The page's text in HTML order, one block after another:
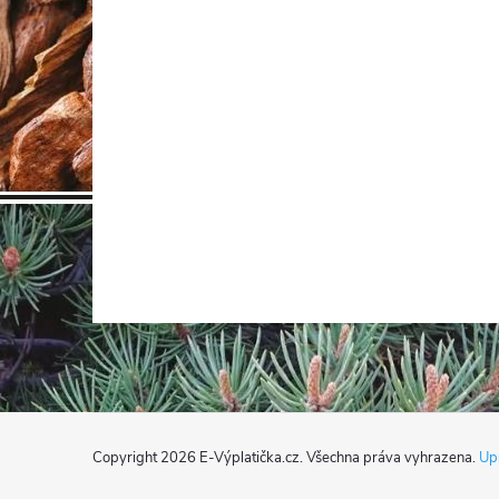
y
Copyright 2026 E-Výplatička.cz. Všechna práva vyhrazena.